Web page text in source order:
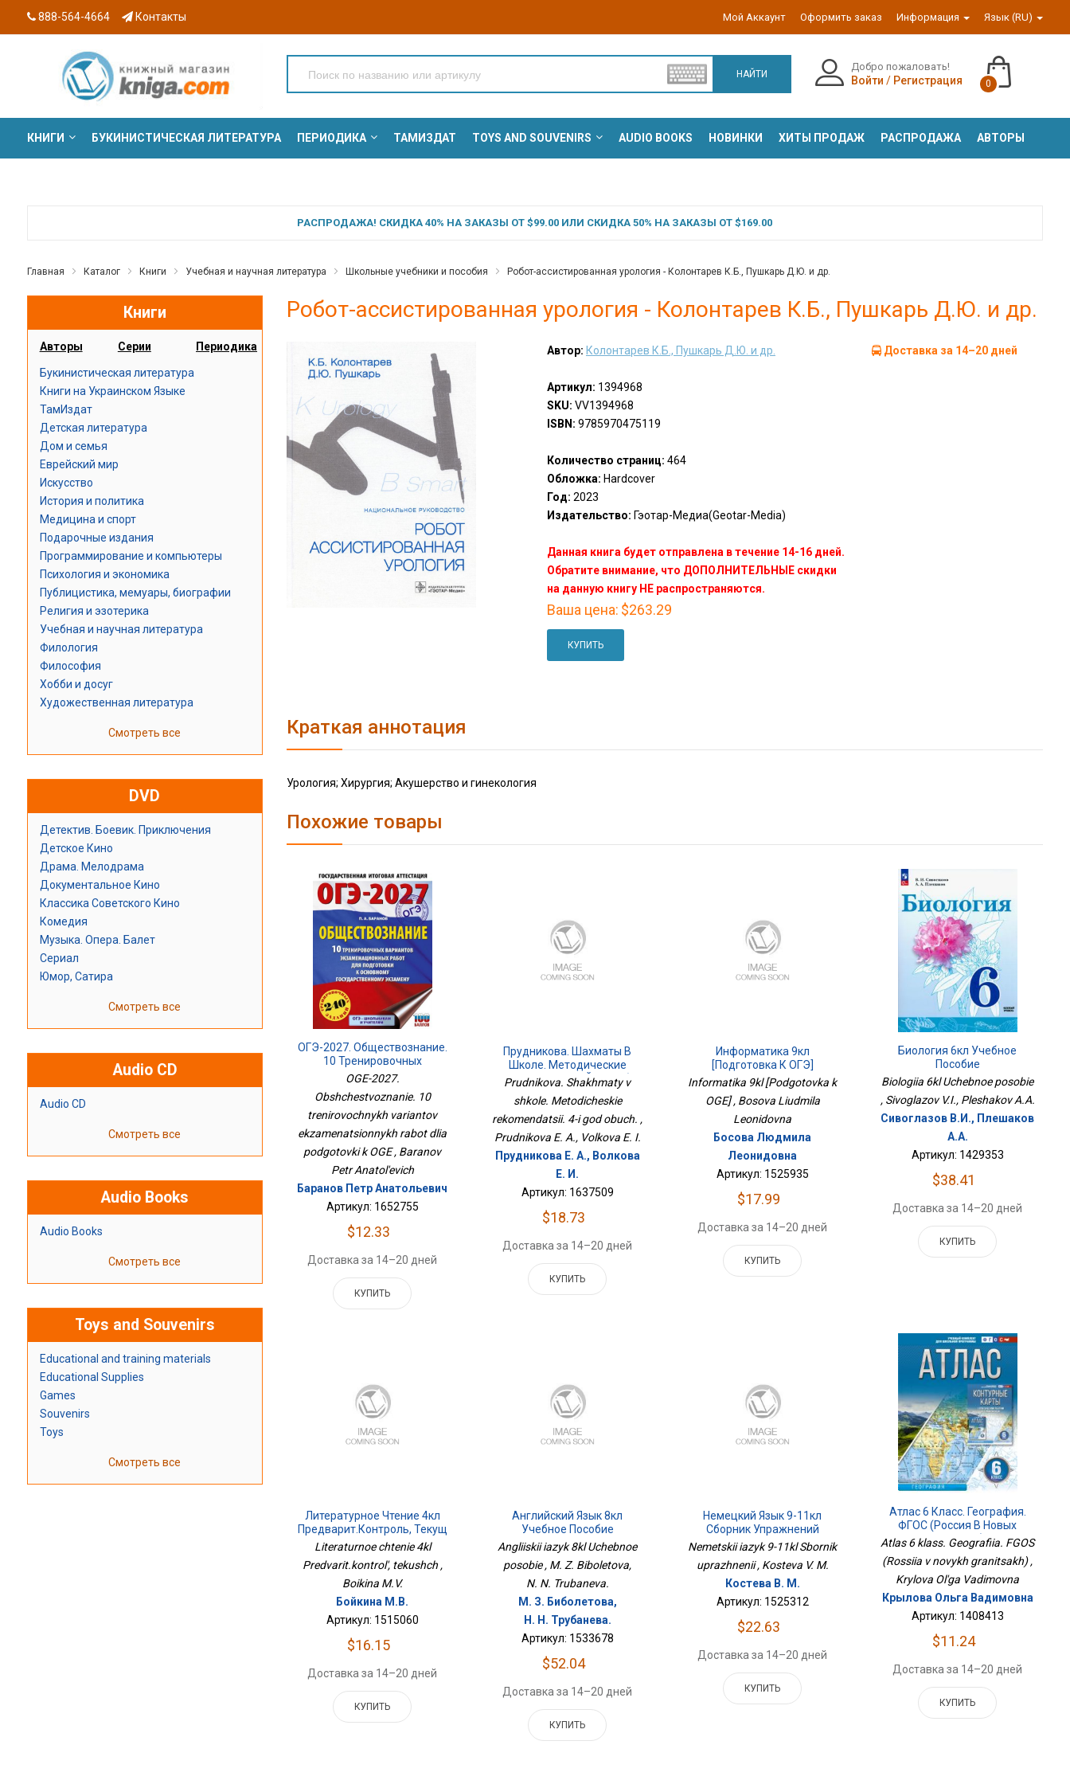
888-564-4664 Контакты Мой Аккаунт Оформить заказ Информация Язык (RU)
НАЙТИ
Добро пожаловать!
Войти / Регистрация 0
КНИГИ БУКИНИСТИЧЕСКАЯ ЛИТЕРАТУРА ПЕРИОДИКА ТАМИЗДАТ TOYS AND SOUVENIRS AUDIO BOOKS НОВИНКИ ХИТЫ ПРОДАЖ РАСПРОДАЖА АВТОРЫ
РАСПРОДАЖА! СКИДКА 40% НА ЗАКАЗЫ ОТ $99.00 ИЛИ СКИДКА 50% НА ЗАКАЗЫ ОТ $169.00
Главная Каталог Книги Учебная и научная литература Школьные учебники и пособия Робот-ассистированная урология - Колонтарев К.Б., Пушкарь Д.Ю. и др.
Книги
Авторы Серии Периодика
Букинистическая литература
Книги на Украинском Языке
ТамИздат
Детская литература
Дом и семья
Еврейский мир
Искусство
История и политика
Медицина и спорт
Подарочные издания
Программирование и компьютеры
Психология и экономика
Публицистика, мемуары, биографии
Религия и эзотерика
Учебная и научная литература
Филология
Философия
Хобби и досуг
Художественная литература
Смотреть все
DVD
Детектив. Боевик. Приключения
Детское Кино
Драма. Мелодрама
Документальное Кино
Классика Советского Кино
Комедия
Музыка. Опера. Балет
Сериал
Юмор, Сатира
Смотреть все
Audio CD
Audio CD
Смотреть все
Audio Books
Audio Books
Смотреть все
Toys and Souvenirs
Educational and training materials
Educational Supplies
Games
Souvenirs
Toys
Смотреть все
Робот-ассистированная урология - Колонтарев К.Б., Пушкарь Д.Ю. и др.
Автор: Колонтарев К.Б., Пушкарь Д.Ю. и др.
Артикул: 1394968
SKU: VV1394968
ISBN: 9785970475119
Количество страниц: 464
Обложка: Hardcover
Год: 2023
Издательство: Гэотар-Медиа(Geotar-Media)
Данная книга будет отправлена в течение 14-16 дней.
Обратите внимание, что ДОПОЛНИТЕЛЬНЫЕ скидки
на данную книгу НЕ распространяются.
Ваша цена: $263.29
КУПИТЬ
Доставка за 14–20 дней
Краткая аннотация
Урология; Хирургия; Акушерство и гинекология
Похожие товары
ОГЭ-2027. Обществознание.
10 Тренировочных
Вариантов
Для Подготовки К ОГЭ
OGE-2027.
Obshchestvoznanie. 10
trenirovochnykh variantov
ekzamenatsionnykh rabot dlia
podgotovki k OGE , Baranov
Petr Anatol'evich
Баранов Петр Анатольевич
Артикул: 1652755
$12.33
Доставка за 14–20 дней
КУПИТЬ
Прудникова. Шахматы В
Школе. Методические
Рекомендации. 4-Й Год Обуч.
Prudnikova. Shakhmaty v
shkole. Metodicheskie
rekomendatsii. 4-i god obuch. ,
Prudnikova E. A., Volkova E. I.
Прудникова Е. А., Волкова
Е. И.
Артикул: 1637509
$18.73
Доставка за 14–20 дней
КУПИТЬ
Информатика 9кл
[Подготовка К ОГЭ]
Informatika 9kl [Podgotovka k
OGE] , Bosova Liudmila
Leonidovna
Босова Людмила
Леонидовна
Артикул: 1525935
$17.99
Доставка за 14–20 дней
КУПИТЬ
Биология 6кл Учебное
Пособие
Biologiia 6kl Uchebnoe posobie
, Sivoglazov V.I., Pleshakov A.A.
Сивоглазов В.И., Плешаков
А.А.
Артикул: 1429353
$38.41
Доставка за 14–20 дней
КУПИТЬ
Литературное Чтение 4кл
Предварит.контроль, Текущ
Literaturnoe chtenie 4kl
Predvarit.kontrol', tekushch ,
Boikina M.V.
Бойкина М.В.
Артикул: 1515060
$16.15
Доставка за 14–20 дней
КУПИТЬ
Английский Язык 8кл
Учебное Пособие
Angliiskii iazyk 8kl Uchebnoe
posobie , M. Z. Biboletova,
N. N. Trubaneva.
М. З. Биболетова,
Н. Н. Трубанева.
Артикул: 1533678
$52.04
Доставка за 14–20 дней
КУПИТЬ
Немецкий Язык 9-11кл
Сборник Упражнений
Nemetskii iazyk 9-11kl Sbornik
uprazhnenii , Kosteva V. M.
Костева В. М.
Артикул: 1525312
$22.63
Доставка за 14–20 дней
КУПИТЬ
Атлас 6 Класс. География.
ФГОС (Россия В Новых
Границах)
Atlas 6 klass. Geografiia. FGOS
(Rossiia v novykh granitsakh) ,
Krylova Ol'ga Vadimovna
Крылова Ольга Вадимовна
Артикул: 1408413
$11.24
Доставка за 14–20 дней
КУПИТЬ